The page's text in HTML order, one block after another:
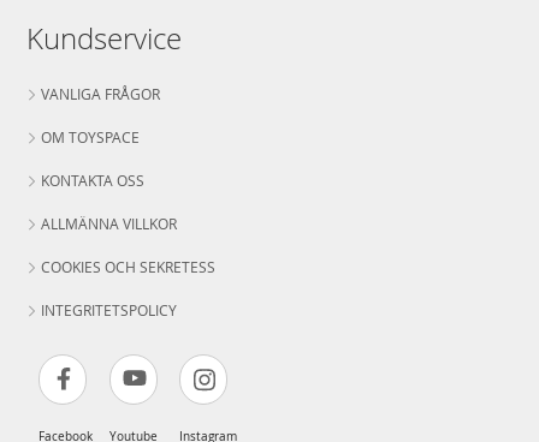
Kundservice
VANLIGA FRÅGOR
OM TOYSPACE
KONTAKTA OSS
ALLMÄNNA VILLKOR
COOKIES OCH SEKRETESS
INTEGRITETSPOLICY
Facebook Youtube Instagram